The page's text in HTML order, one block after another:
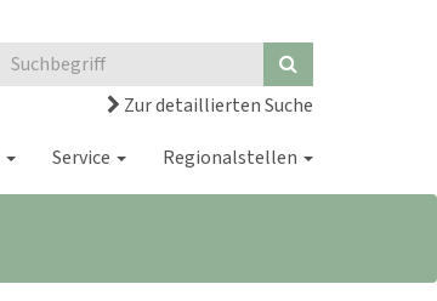
Zur detaillierten Suche
Service Regionalstellen